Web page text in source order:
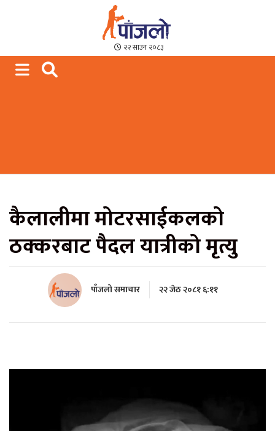
Paajalo News
We are from Far West Nepal
२२ साउन २०८३
कैलालीमा मोटरसाईकलको
ठक्करबाट पैदल यात्रीको मृत्यु
पाँजलो समाचार २२ जेठ २०८१ ६:११